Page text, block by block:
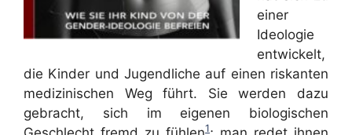
einer
Ideologie
entwickelt,
die Kinder und Jugendliche auf einen riskanten
medizinischen Weg führt. Sie werden dazu
gebracht, sich im eigenen biologischen
1